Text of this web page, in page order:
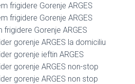
frigidere Gorenje ARGES
frigidere Gorenje ARGES
frigidere Gorenje ARGES
gorenje ARGES la domiciliu
gorenje ieftin ARGES
gorenje ARGES non-stop
gorenje ARGES non stop